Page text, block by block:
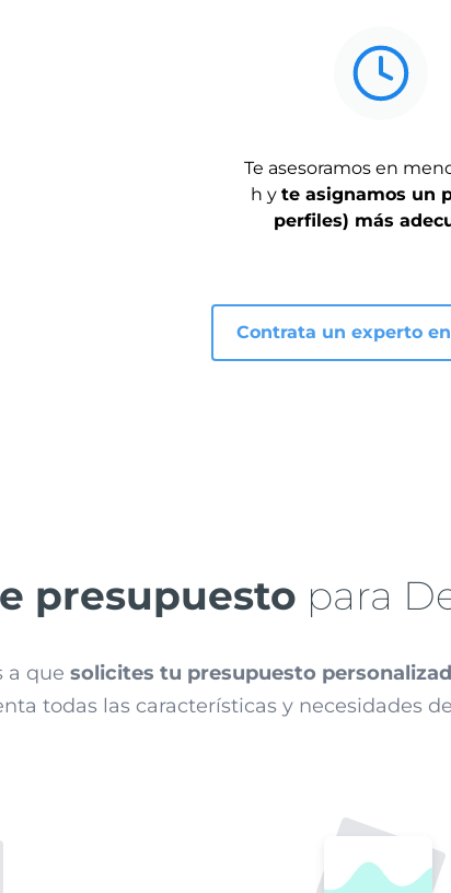
Te asesoramos en
h y te asignamos un
perfiles) más
Contrata un experto
presupuesto para
a que solicites tu presupuesto
todas las características y necesidades